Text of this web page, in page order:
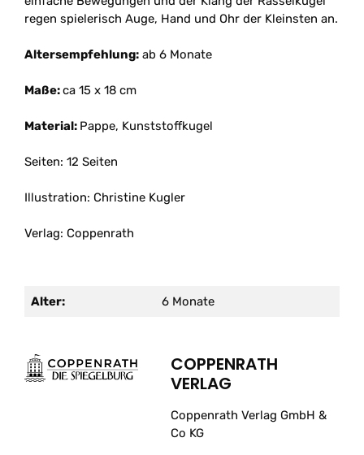
regen spielerisch Auge, Hand und Ohr der Kleinsten an.
Altersempfehlung: ab 6 Monate
Maße:ca 15 x 18 cm
Material: Pappe, Kunststoffkugel
Seiten: 12 Seiten
Illustration: Christine Kugler
Verlag: Coppenrath
Alter: 6 Monate
COPPENRATH
VERLAG
Coppenrath Verlag GmbH &
Co KG